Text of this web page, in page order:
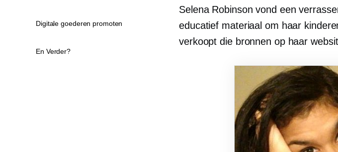
Selena Robinson vond een
educatief materiaal om haar
verkoopt die bronnen op haar
Digitale goederen promoten
En Verder?